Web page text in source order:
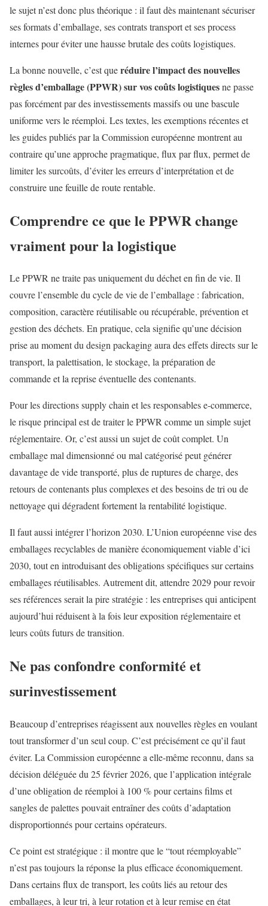
le sujet n’est donc plus théorique : il faut dès maintenant sécuriser
ses formats d’emballage, ses contrats transport et ses process
internes pour éviter une hausse brutale des coûts logistiques.
La bonne nouvelle, c’est queréduire l’impact des nouvelles
règles d’emballage (PPWR) sur vos coûts logistiquesne passe
pas forcément par des investissements massifs ou une bascule
uniforme vers le réemploi. Les textes, les exemptions récentes et
les guides publiés par la Commission européenne montrent au
contraire qu’une approche pragmatique, flux par flux, permet de
limiter les surcoûts, d’éviter les erreurs d’interprétation et de
construire une feuille de route rentable.
Comprendre ce que le PPWR change
vraiment pour la logistique
Le PPWR ne traite pas uniquement du déchet en fin de vie. Il
couvre l’ensemble du cycle de vie de l’emballage : fabrication,
composition, caractère réutilisable ou récupérable, prévention et
gestion des déchets. En pratique, cela signifie qu’une décision
prise au moment du design packaging aura des effets directs sur le
transport, la palettisation, le stockage, la préparation de
commande et la reprise éventuelle des contenants.
Pour les directions supply chain et les responsables e-commerce,
le risque principal est de traiter le PPWR comme un simple sujet
réglementaire. Or, c’est aussi un sujet de coût complet. Un
emballage mal dimensionné ou mal catégorisé peut générer
davantage de vide transporté, plus de ruptures de charge, des
retours de contenants plus complexes et des besoins de tri ou de
nettoyage qui dégradent fortement la rentabilité logistique.
Il faut aussi intégrer l’horizon 2030. L’Union européenne vise des
emballages recyclables de manière économiquement viable d’ici
2030, tout en introduisant des obligations spécifiques sur certains
emballages réutilisables. Autrement dit, attendre 2029 pour revoir
ses références serait la pire stratégie : les entreprises qui anticipent
aujourd’hui réduisent à la fois leur exposition réglementaire et
leurs coûts futurs de transition.
Ne pas confondre conformité et
surinvestissement
Beaucoup d’entreprises réagissent aux nouvelles règles en voulant
tout transformer d’un seul coup. C’est précisément ce qu’il faut
éviter. La Commission européenne a elle-même reconnu, dans sa
décision déléguée du 25 février 2026, que l’application intégrale
d’une obligation de réemploi à 100 % pour certains films et
sangles de palettes pouvait entraîner des coûts d’adaptation
disproportionnés pour certains opérateurs.
Ce point est stratégique : il montre que le “tout réemployable”
n’est pas toujours la réponse la plus efficace économiquement.
Dans certains flux de transport, les coûts liés au retour des
emballages, à leur tri, à leur rotation et à leur remise en état